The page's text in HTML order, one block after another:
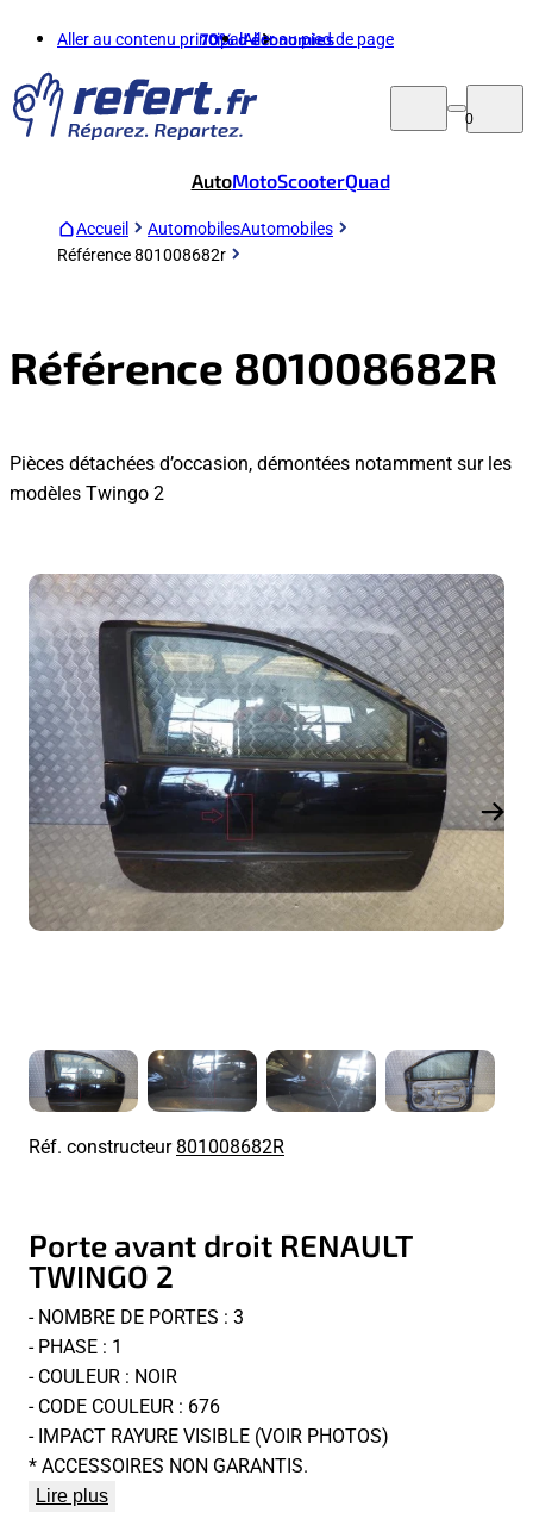
Aller au contenu principalAller au pied de page
70%d'économies
0
AutoMotoScooterQuad
Accueil AutomobilesAutomobiles
Référence 801008682r
Référence 801008682R
Pièces détachées d’occasion, démontées notamment sur les
modèles Twingo 2
Réf. constructeur801008682R
Porte avant droit RENAULT
TWINGO 2
- NOMBRE DE PORTES : 3
- PHASE : 1
- COULEUR : NOIR
- CODE COULEUR : 676
- IMPACT RAYURE VISIBLE (VOIR PHOTOS)
* ACCESSOIRES NON GARANTIS.
Lire plus